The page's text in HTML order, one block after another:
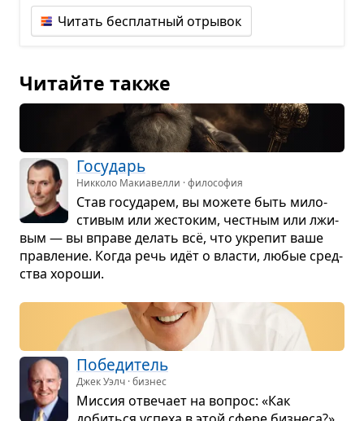
Читать бесплатный отрывок
Читайте также
Госу­дарь
Никколо Макиавелли · философия
Став госу­да­рем, вы можете быть мило­
сти­вым или жесто­ким, чест­ным или лжи­
вым — вы вправе делать всё, что укре­пит ваше
прав­ле­ние. Когда речь идёт о вла­сти, любые сред­
ства хороши.
Побе­ди­тель
Джек Уэлч · бизнес
Мис­сия отве­чает на вопрос: «Как